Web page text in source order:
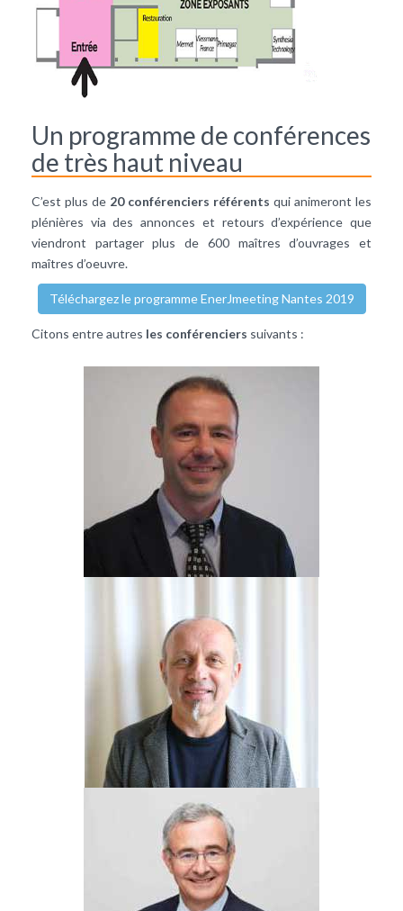
Un programme de conférences
de très haut niveau
C’est plus de 20 conférenciers référents qui animeront les
plénières via des annonces et retours d’expérience que
viendront partager plus de 600 maîtres d’ouvrages et
maîtres d’oeuvre.
Téléchargez le programme EnerJmeeting Nantes 2019
Citons entre autres les conférenciers suivants :